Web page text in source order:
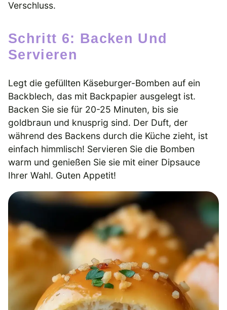
Verschluss.
Schritt 6: Backen Und
Servieren
Legt die gefüllten Käseburger-Bomben auf ein
Backblech, das mit Backpapier ausgelegt ist.
Backen Sie sie für 20-25 Minuten, bis sie
goldbraun und knusprig sind. Der Duft, der
während des Backens durch die Küche zieht, ist
einfach himmlisch! Servieren Sie die Bomben
warm und genießen Sie sie mit einer Dipsauce
Ihrer Wahl. Guten Appetit!